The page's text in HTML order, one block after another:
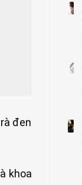
đen
khoa